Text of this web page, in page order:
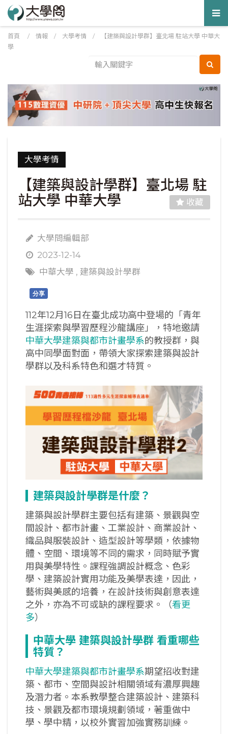
首頁 / 情報 / 大學考情 /
【建築與設計學群】臺北場 駐站大學 中華大
學
大學考情
【建築與設計學群】臺北場 駐
站大學 中華大學
收藏
大學問編輯部
2023-12-14
中華大學 , 建築與設計學群
分享
112年12月16日在臺北成功高中登場的「青年
生涯探索與學習歷程沙龍講座」，特地邀請
中華大學建築與都市計畫學系的教授群，與
高中同學面對面，帶領大家探索建築與設計
學群以及科系特色和選才特質。
建築與設計學群是什麼？
建築與設計學群主要包括有建築、景觀與空
間設計、都市計畫、工業設計、商業設計、
織品與服裝設計、造型設計等學類，依據物
體、空間、環境等不同的需求，同時賦予實
用與美學特性。課程強調設計概念、色彩
學、建築設計實用功能及美學表達，因此，
藝術與美感的培養，在設計技術與創意表達
之外，亦為不可或缺的課程要求。（看更
多）
中華大學 建築與設計學群 看重哪些
特質？
中華大學建築與都市計畫學系期望招收對建
築、都市、空間與設計相關領域有濃厚興趣
及潛力者。本系教學整合建築設計、建築科
技、景觀及都市環境規劃領域，著重做中
學、學中精，以校外實習加強實務訓練。